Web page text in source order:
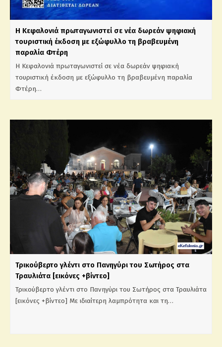
Η Κεφαλονιά πρωταγωνιστεί σε νέα δωρεάν ψηφιακή
τουριστική έκδοση με εξώφυλλο τη βραβευμένη
παραλία Φτέρη
Η Κεφαλονιά πρωταγωνιστεί σε νέα δωρεάν ψηφιακή
τουριστική έκδοση με εξώφυλλο τη βραβευμένη παραλία
Φτέρη…
Τρικούβερτο γλέντι στο Πανηγύρι του Σωτήρος στα
Τραυλιάτα [εικόνες +βίντεο]
Τρικούβερτο γλέντι στο Πανηγύρι του Σωτήρος στα Τραυλιάτα
[εικόνες +βίντεο] Με ιδιαίτερη λαμπρότητα και τη…